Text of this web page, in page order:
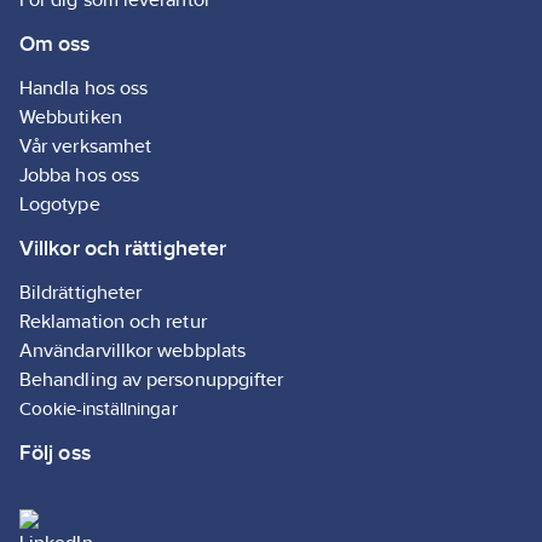
3–200W (max. 1,3A)
(ej inkluderat).
Om oss
Handla hos oss
Webbutiken
Vår verksamhet
Jobba hos oss
Logotype
Villkor och rättigheter
Bildrättigheter
Reklamation och retur
Användarvillkor webbplats
Behandling av personuppgifter
Cookie-inställningar
Följ oss